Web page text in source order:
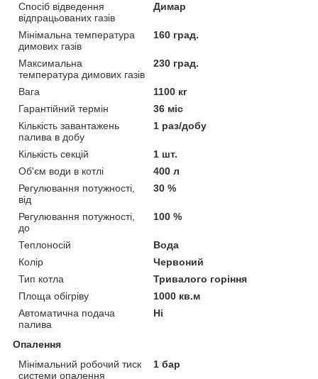
Спосіб відведення
відпрацьованих газів
Димар
Мінімальна температура
димових газів
160 град.
Максимальна
температура димових газів
230 град.
Вага
1100 кг
Гарантійний термін
36 міс
Кількість завантажень
палива в добу
1 раз/добу
Кількість секцій
1 шт.
Об'єм води в котлі
400 л
Регулювання потужності,
від
30 %
Регулювання потужності,
до
100 %
Теплоносій
Вода
Колір
Червоний
Тип котла
Тривалого горіння
Площа обігріву
1000 кв.м
Автоматична подача
палива
Ні
Опалення
Мінімальний робочий тиск
системи опалення
1 бар